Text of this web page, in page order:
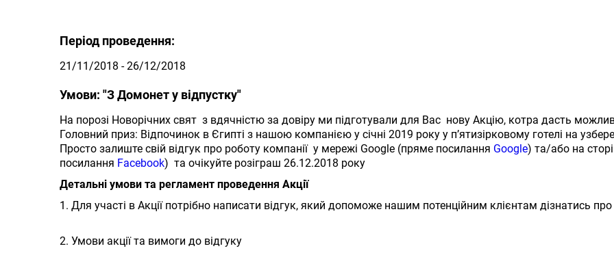
Період проведення:
21/11/2018 - 26/12/2018
Умови: "З Домонет у відпустку"
На порозі Новорічних свят з вдячністю за довіру ми підготували для Вас нову Акцію, котра дасть
Головний приз: Відпочинок в Єгипті з нашою компанією у січні 2019 року у п’ятизірковому готелі на
Просто залиште свій відгук про роботу компанії у мережі Google (пряме посилання Google) та/або на
посилання Facebook) та очікуйте розіграш 26.12.2018 року
Детальні умови та регламент проведення Акції
1. Для участі в Акції потрібно написати відгук, який допоможе нашим потенційним клієнтам дізнатись
2. Умови акції та вимоги до відгуку